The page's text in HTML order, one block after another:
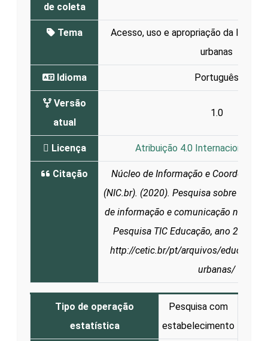
de coleta
Tema
Acesso, uso e apropriação da
urbanas
Idioma Português
Versão
atual
1.0
Licença Atribuição 4.0 Internacional (CC
Citação
Núcleo de Informação e
(NIC.br). (2020). Pesquisa sobre o uso
de informação e comunicação nas
Pesquisa TIC Educação, ano 2019.
http://cetic.br/pt/arquivos/educacao/
urbanas/
Tipo de operação
estatística
Pesquisa com
estabelecimento